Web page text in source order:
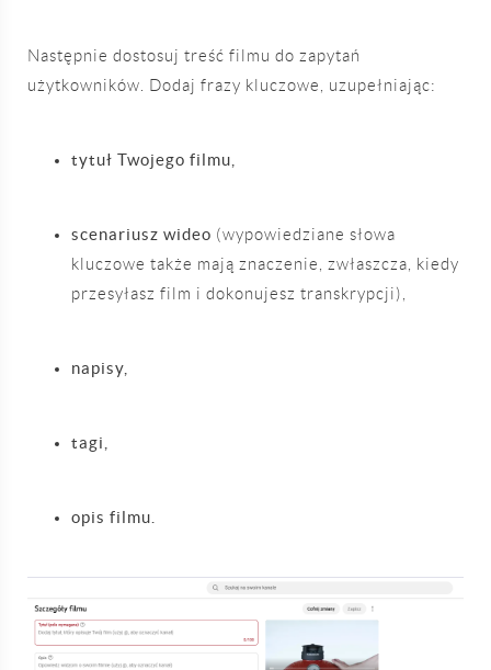
Następnie dostosuj treść filmu do zapytań
użytkowników. Dodaj frazy kluczowe, uzupełniając:
tytuł Twojego filmu,
scenariusz wideo (wypowiedziane słowa
kluczowe także mają znaczenie, zwłaszcza, kiedy
przesyłasz film i dokonujesz transkrypcji),
napisy,
tagi,
opis filmu.